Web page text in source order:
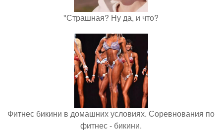
"Страшная? Ну да, и что?
Фитнес бикини в домашних условиях. Соревнования по
фитнес - бикини.